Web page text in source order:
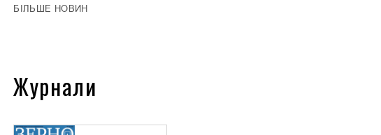
БІЛЬШЕ НОВИН
Журнали